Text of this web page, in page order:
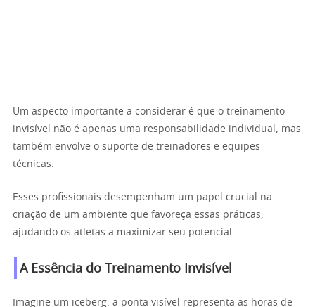
Um aspecto importante a considerar é que o treinamento
invisível não é apenas uma responsabilidade individual, mas
também envolve o suporte de treinadores e equipes
técnicas.
Esses profissionais desempenham um papel crucial na
criação de um ambiente que favoreça essas práticas,
ajudando os atletas a maximizar seu potencial.
A Essência do Treinamento Invisível
Imagine um iceberg: a ponta visível representa as horas de